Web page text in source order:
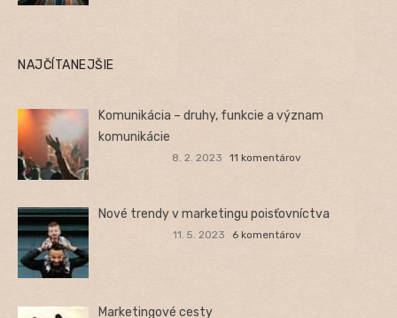
NAJČÍTANEJŠIE
Komunikácia – druhy, funkcie a význam
komunikácie
8. 2. 2023 11 komentárov
Nové trendy v marketingu poisťovníctva
11. 5. 2023 6 komentárov
Marketingové cesty